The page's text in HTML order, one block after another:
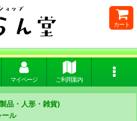
カート
マイページ ご利用案内
品・人形・雑貨)
ル